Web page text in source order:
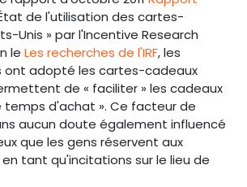
de l'utilisation des cartes-
Unis » par l'Incentive Research
le Les recherches de l'IRF, les
ont adopté les cartes-cadeaux
de « faciliter » les cadeaux
temps d'achat ». Ce facteur de
aucun doute également influencé
que les gens réservent aux
tant qu'incitations sur le lieu de